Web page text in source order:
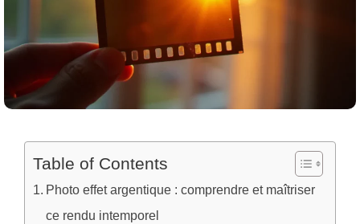
Table of Contents
Photo effet argentique : comprendre et maîtriser
ce rendu intemporel